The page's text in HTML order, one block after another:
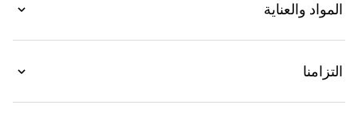
المواد والعناية
التزامنا